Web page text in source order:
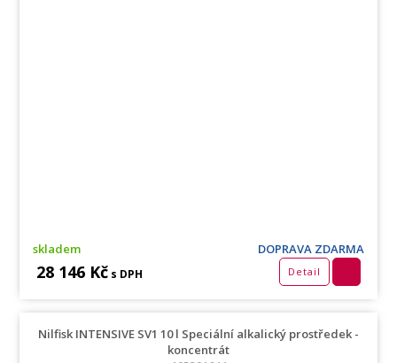
skladem DOPRAVA ZDARMA
28 146 Kč s DPH Detail
Nilfisk INTENSIVE SV1 10 l Speciální alkalický prostředek -
koncentrát